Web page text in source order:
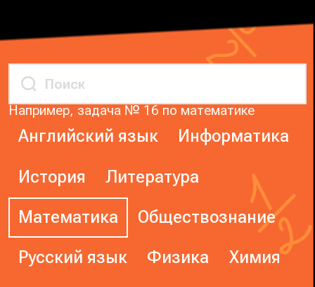
Например, задача № 16 по математике
Английский язык Информатика
История Литература
Математика Обществознание
Русский язык Физика Химия